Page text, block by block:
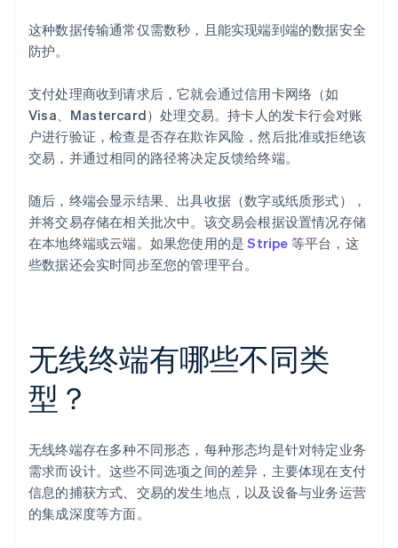
这种数据传输通常仅需数秒，且能实现端到端的数据安全
防护。
支付处理商收到请求后，它就会通过信用卡网络（如
Visa、Mastercard）处理交易。持卡人的发卡行会对账
户进行验证，检查是否存在欺诈风险，然后批准或拒绝该
交易，并通过相同的路径将决定反馈给终端。
随后，终端会显示结果、出具收据（数字或纸质形式），
并将交易存储在相关批次中。该交易会根据设置情况存储
在本地终端或云端。如果您使用的是Stripe 等平台，这
些数据还会实时同步至您的管理平台。
无线终端有哪些不同类
型？
无线终端存在多种不同形态，每种形态均是针对特定业务
需求而设计。这些不同选项之间的差异，主要体现在支付
信息的捕获方式、交易的发生地点，以及设备与业务运营
的集成深度等方面。